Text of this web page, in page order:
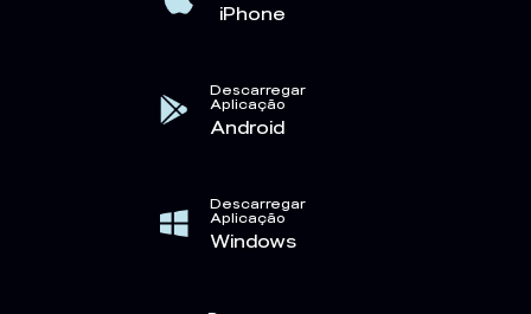
iPhone
Descarregar
Aplicação
Android
Descarregar
Aplicação
Windows